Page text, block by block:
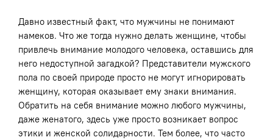
Давно известный факт, что мужчины не понимают
намеков. Что же тогда нужно делать женщине, чтобы
привлечь внимание молодого человека, оставшись для
него недоступной загадкой? Представители мужского
пола по своей природе просто не могут игнорировать
женщину, которая оказывает ему знаки внимания.
Обратить на себя внимание можно любого мужчины,
даже женатого, здесь уже просто возникает вопрос
этики и женской солидарности. Тем более, что часто